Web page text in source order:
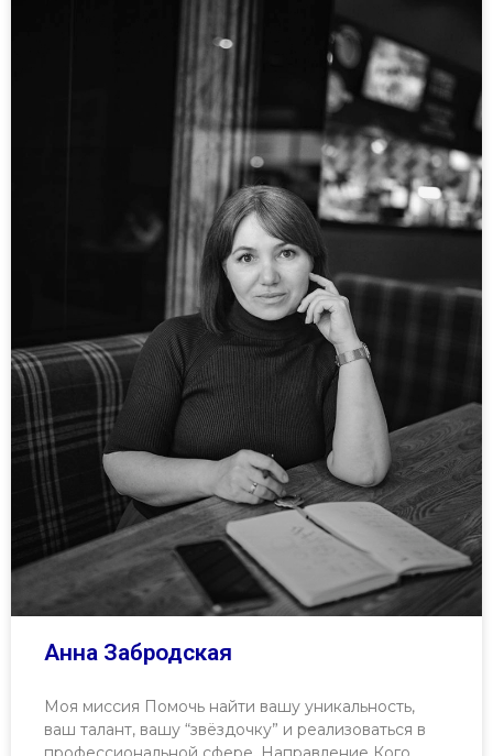
Анна Забродская
Моя миссия Помочь найти вашу уникальность,
ваш талант, вашу “звёздочку” и реализоваться в